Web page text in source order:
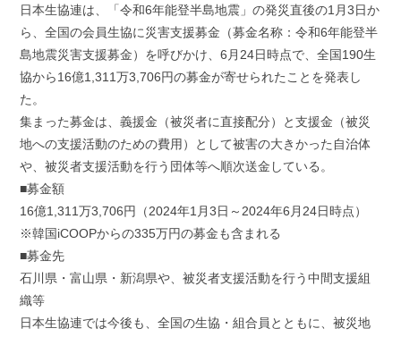
c
e
o
o
i
t
e
r
n
e
a
i
日本生協連は、「令和6年能登半島地震」の発災直後の1月3日か
ら、全国の会員生協に災害支援募金（募金名称：令和6年能登半
島地震災害支援募金）を呼びかけ、6月24日時点で、全国190生
協から16億1,311万3,706円の募金が寄せられたことを発表し
た。
集まった募金は、義援金（被災者に直接配分）と支援金（被災
地への支援活動のための費用）として被害の大きかった自治体
や、被災者支援活動を行う団体等へ順次送金している。
■募金額
16億1,311万3,706円（2024年1月3日～2024年6月24日時点）
※韓国iCOOPからの335万円の募金も含まれる
■募金先
石川県・富山県・新潟県や、被災者支援活動を行う中間支援組
織等
日本生協連では今後も、全国の生協・組合員とともに、被災地